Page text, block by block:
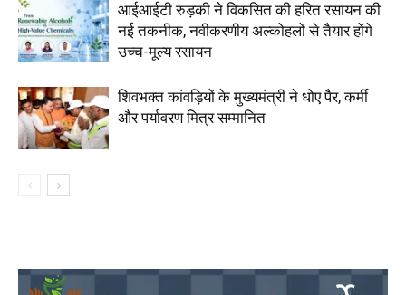
आईआईटी रुड़की ने विकसित की हरित रसायन की
नई तकनीक, नवीकरणीय अल्कोहलों से तैयार होंगे
उच्च-मूल्य रसायन
शिवभक्त कांवड़ियों के मुख्यमंत्री ने धोए पैर, कर्मी
और पर्यावरण मित्र सम्मानित